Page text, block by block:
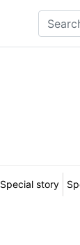
Special story